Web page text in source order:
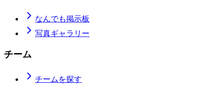
なんでも掲示板
写真ギャラリー
チーム
チームを探す